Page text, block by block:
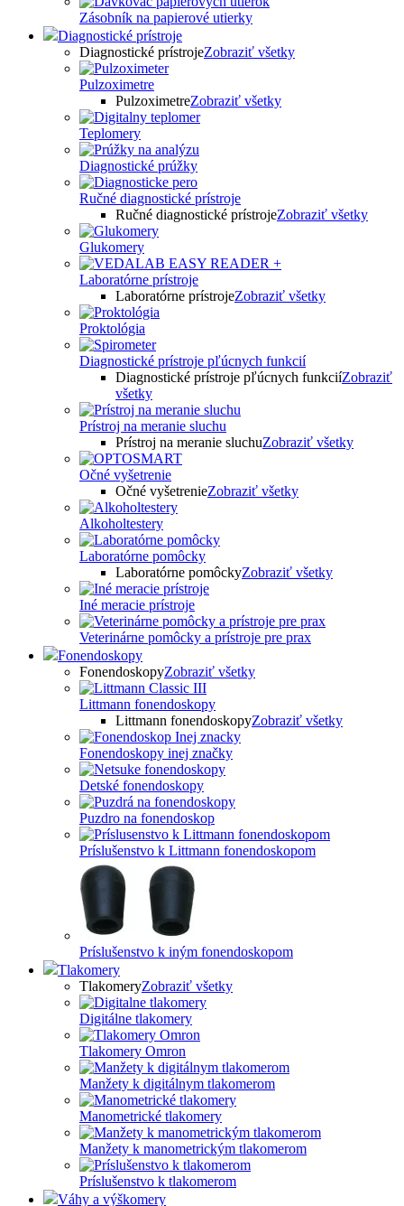
Zásobník na papierové utierky
Diagnostické prístroje
Diagnostické prístrojeZobraziť všetky
Pulzoximetre
PulzoximetreZobraziť všetky
Teplomery
Diagnostické prúžky
Ručné diagnostické prístroje
Ručné diagnostické prístrojeZobraziť všetky
Glukomery
Laboratórne prístroje
Laboratórne prístrojeZobraziť všetky
Proktológia
Diagnostické prístroje pľúcnych funkcií
Diagnostické prístroje pľúcnych funkciíZobraziť
všetky
Prístroj na meranie sluchu
Prístroj na meranie sluchuZobraziť všetky
Očné vyšetrenie
Očné vyšetrenieZobraziť všetky
Alkoholtestery
Laboratórne pomôcky
Laboratórne pomôckyZobraziť všetky
Iné meracie prístroje
Veterinárne pomôcky a prístroje pre prax
Fonendoskopy
FonendoskopyZobraziť všetky
Littmann fonendoskopy
Littmann fonendoskopyZobraziť všetky
Fonendoskopy inej značky
Detské fonendoskopy
Puzdro na fonendoskop
Príslušenstvo k Littmann fonendoskopom
Príslušenstvo k iným fonendoskopom
Tlakomery
TlakomeryZobraziť všetky
Digitálne tlakomery
Tlakomery Omron
Manžety k digitálnym tlakomerom
Manometrické tlakomery
Manžety k manometrickým tlakomerom
Príslušenstvo k tlakomerom
Váhy a výškomery